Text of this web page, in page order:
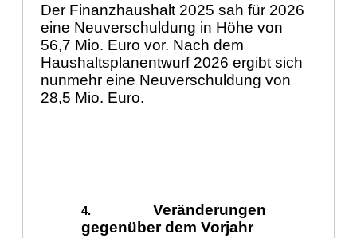
Der Finanzhaushalt 2025 sah für 2026
eine Neuverschuldung in Höhe von
56,7 Mio. Euro vor. Nach dem
Haushaltsplanentwurf 2026 ergibt sich
nunmehr eine Neuverschuldung von
28,5 Mio. Euro.
Veränderungen
gegenüber dem Vorjahr